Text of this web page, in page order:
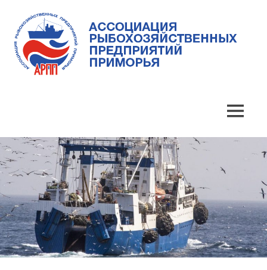
content
предприятий
Приморья
MENU